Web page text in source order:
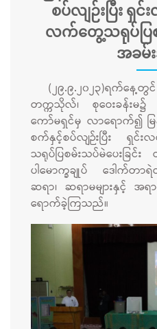
စပ်လျဉ်းပြီး ရှင်
လက်တွေ့သရုပ်ပြစ
အခမ်
(၂၉.၉.၂၀၂၃)ရက်နေ့
တက္ကသိုလ်၊ စုဝေးခန်းမ၌
ကော်မရှင်မှ လာရောက်၍ မ
စက်နှင့်စပ်လျဉ်းပြီး ရှင်
သရုပ်ပြစမ်းသပ်မဲပေးခ
ပါမောက္ခချုပ်‌ ဒေါက်တာရဲ
ဆရာ၊ ဆရာမများနှင့် အ
ရောက်ခဲ့ကြသည်။